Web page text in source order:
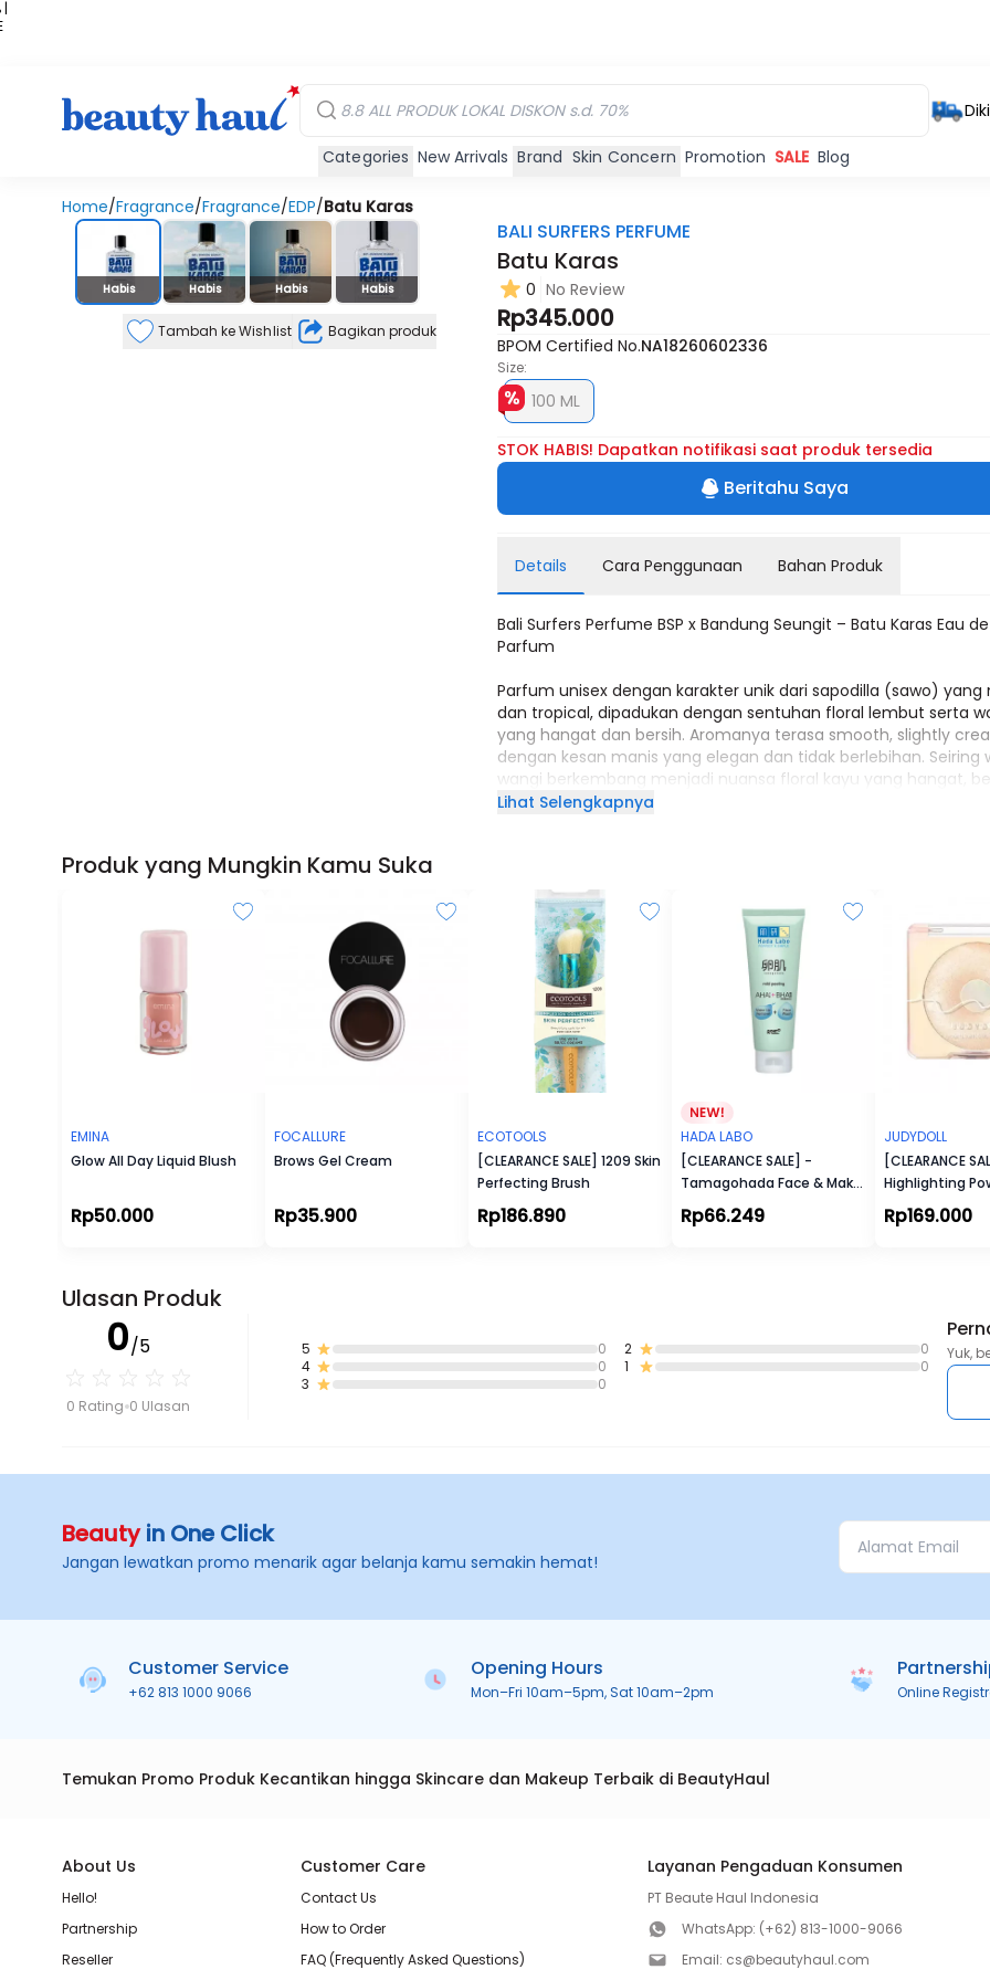
|
Categories New Arrivals Brand Skin Concern Promotion SALE Blog
Home/Fragrance/Fragrance/EDP/Batu Karas
Stok Habis
Habis Habis Habis Habis
Tambah ke Wishlist Bagikan produk
BALI SURFERS PERFUME
Batu Karas
0 No Review
Rp345.000
BPOM Certified No.NA18260602336
Size:
100 ML
STOK HABIS! Dapatkan notifikasi saat produk tersedia
Beritahu Saya
Details Cara Penggunaan Bahan Produk
Bali Surfers Perfume BSP x Bandung Seungit – Batu Karas Eau de
Parfum
Parfum unisex dengan karakter unik dari sapodilla (sawo) yang
dan tropical, dipadukan dengan sentuhan floral lembut serta
yang hangat dan bersih. Aromanya terasa smooth, slightly
dengan kesan manis yang elegan dan tidak berlebihan. Seiring
wangi berkembang menjadi nuansa floral kayu yang hangat,
dan menenangkan, memberikan kesan berbeda dan
jarang ditemukan dalam komposisi parfum.
Eau de Parfum (EDP) – tahan lama & cocok untuk aktivitas
Top Notes: Sapodilla, Cashmeran
Heart Notes: Ylang-Ylang, Orris Butter, Sandalwood
Base Notes: Ambroxan, White Musk, Cedar
Lihat Selengkapnya
Produk yang Mungkin Kamu Suka
EMINA
Glow All Day Liquid Blush
Rp50.000
FOCALLURE
Brows Gel Cream
Rp35.900
ECOTOOLS
[CLEARANCE SALE] 1209 Skin
Perfecting Brush
Rp186.890
HADA LABO
[CLEARANCE SALE] -
Tamagohada Face & Make
Up Remover (100gr)
Rp66.249
JUDYDOLL
[CLEARANCE
Highlighting
Rp169.000
Ulasan Produk
0/5
0 Rating 0 Ulasan
5
0
4
0
3
0
2
0
1
0
Yuk,
Beautyin One Click
Jangan lewatkan promo menarik agar belanja kamu semakin hemat!
Customer Service
+62 813 1000 9066
Opening Hours
Mon–Fri 10am–5pm, Sat 10am–2pm Online
Temukan Promo Produk Kecantikan hingga Skincare dan Makeup Terbaik di BeautyHaul
About Us
Hello!
Partnership
Reseller
Customer Care
Contact Us
How to Order
FAQ (Frequently Asked Questions)
Layanan Pengaduan Konsumen
PT Beaute Haul Indonesia
WhatsApp: (+62) 813-1000-9066
Email: cs@beautyhaul.com